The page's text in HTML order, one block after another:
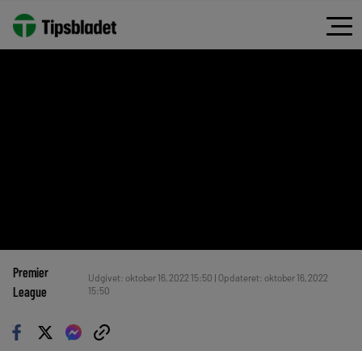
Premier
League
Udgivet: oktober 16, 2022 15:50 | Opdateret: oktober 16, 2022
15:50